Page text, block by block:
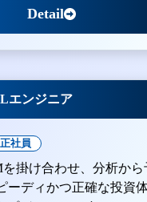
Detail
エンジニア
正社員
掛け合わせ、分析から
ーディかつ正確な投資